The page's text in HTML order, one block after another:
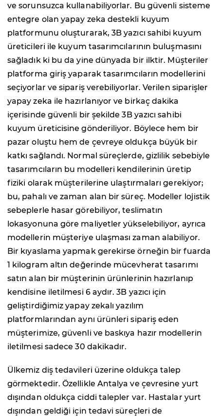
ve sorunsuzca kullanabiliyorlar. Bu güvenli sisteme
entegre olan yapay zeka destekli kuyum
platformunu oluşturarak, 3B yazıcı sahibi kuyum
üreticileri ile kuyum tasarımcılarının buluşmasını
sağladık ki bu da yine dünyada bir ilktir. Müşteriler
platforma giriş yaparak tasarımcıların modellerini
seçiyorlar ve sipariş verebiliyorlar. Verilen siparişler
yapay zeka ile hazırlanıyor ve birkaç dakika
içerisinde güvenli bir şekilde 3B yazıcı sahibi
kuyum üreticisine gönderiliyor. Böylece hem bir
pazar oluştu hem de çevreye oldukça büyük bir
katkı sağlandı. Normal süreçlerde, gizlilik sebebiyle
tasarımcıların bu modelleri kendilerinin üretip
fiziki olarak müşterilerine ulaştırmaları gerekiyor;
bu, pahalı ve zaman alan bir süreç. Modeller lojistik
sebeplerle hasar görebiliyor, teslimatın
lokasyonuna göre maliyetler yükselebiliyor, ayrıca
modellerin müşteriye ulaşması zaman alabiliyor.
Bir kıyaslama yapmak gerekirse örneğin bir fuarda
1 kilogram altın değerinde mücevherat tasarımı
satın alan bir müşterinin ürünlerinin hazırlanıp
kendisine iletilmesi 6 aydır. 3B yazıcı için
geliştirdiğimiz yapay zekalı yazılım
platformlarından aynı ürünleri sipariş eden
müşterimize, güvenli ve baskıya hazır modellerin
iletilmesi sadece 30 dakikadır.
Ülkemiz diş tedavileri üzerine oldukça talep
görmektedir. Özellikle Antalya ve çevresine yurt
dışından oldukça ciddi talepler var. Hastalar yurt
dışından geldiği için tedavi süreçleri de